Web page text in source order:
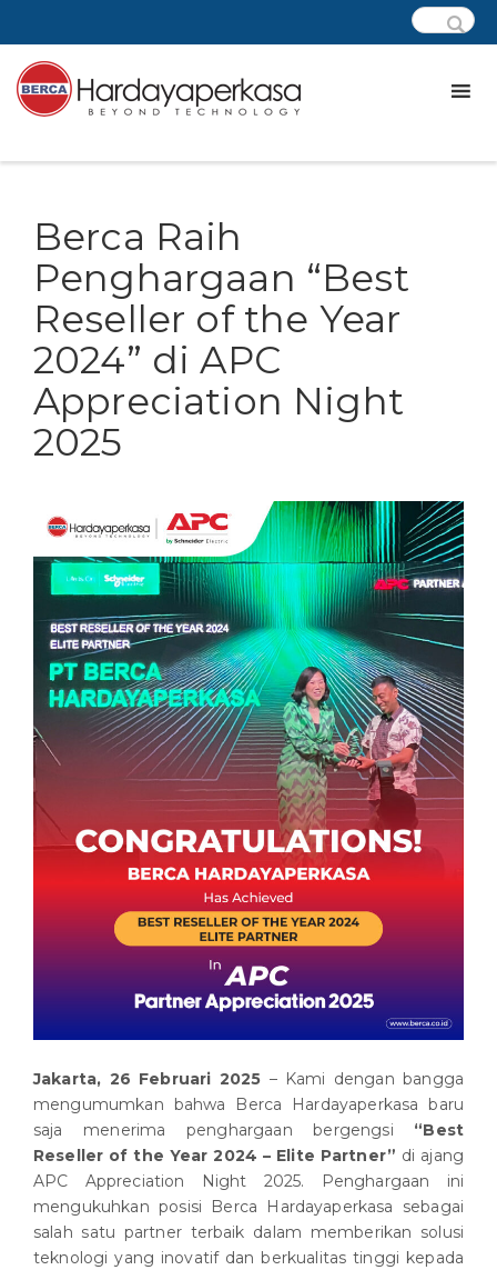
Berca Raih
Penghargaan “Best
Reseller of the Year
2024” di APC
Appreciation Night
2025
Jakarta, 26 Februari 2025 – Kami dengan bangga
mengumumkan bahwa Berca Hardayaperkasa baru
saja menerima penghargaan bergengsi “Best
Reseller of the Year 2024 – Elite Partner” di ajang
APC Appreciation Night 2025. Penghargaan ini
mengukuhkan posisi Berca Hardayaperkasa sebagai
salah satu partner terbaik dalam memberikan solusi
teknologi yang inovatif dan berkualitas tinggi kepada